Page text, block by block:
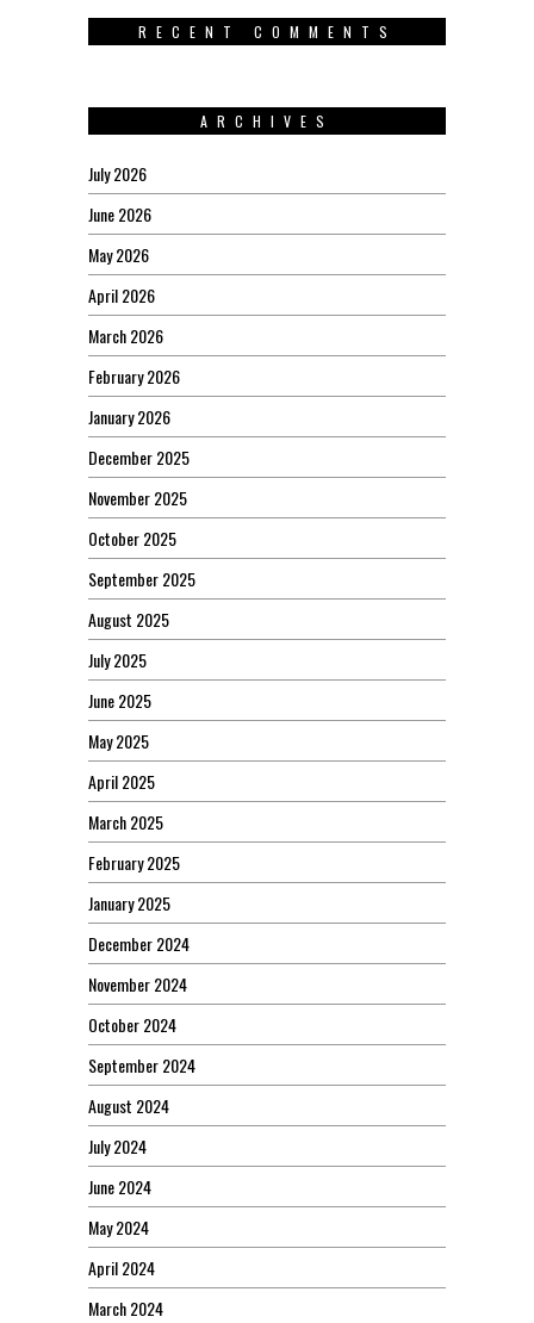
RECENT COMMENTS
ARCHIVES
July 2026
June 2026
May 2026
April 2026
March 2026
February 2026
January 2026
December 2025
November 2025
October 2025
September 2025
August 2025
July 2025
June 2025
May 2025
April 2025
March 2025
February 2025
January 2025
December 2024
November 2024
October 2024
September 2024
August 2024
July 2024
June 2024
May 2024
April 2024
March 2024